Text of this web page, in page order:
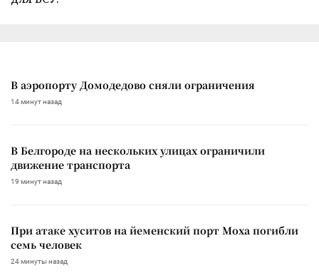
В аэропорту Домодедово сняли ограничения
14 минут назад
В Белгороде на нескольких улицах ограничили
движение транспорта
19 минут назад
При атаке хуситов на йеменский порт Моха погибли
семь человек
24 минуты назад